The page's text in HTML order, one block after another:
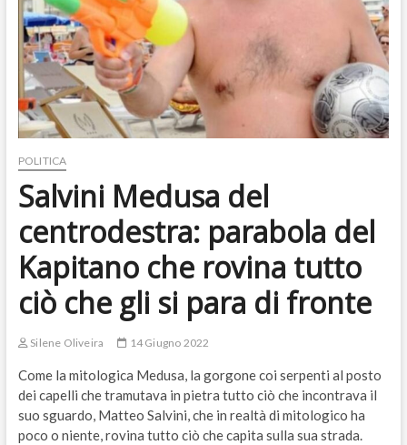
POLITICA
Salvini Medusa del
centrodestra: parabola del
Kapitano che rovina tutto
ciò che gli si para di fronte
Silene Oliveira 14 Giugno 2022
Come la mitologica Medusa, la gorgone coi serpenti al posto
dei capelli che tramutava in pietra tutto ciò che incontrava il
suo sguardo, Matteo Salvini, che in realtà di mitologico ha
poco o niente, rovina tutto ciò che capita sulla sua strada.